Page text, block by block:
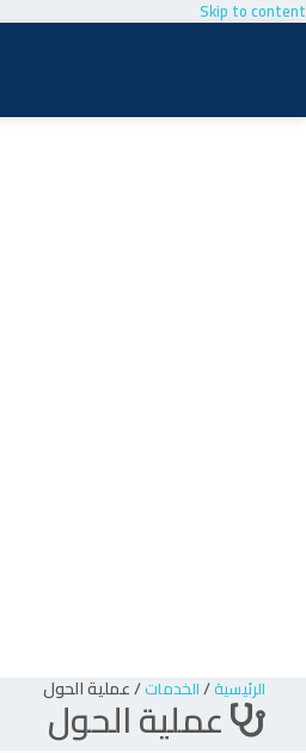
Skip to content
الرئيسية/الخدمات/عملية الحول
عملية الحول